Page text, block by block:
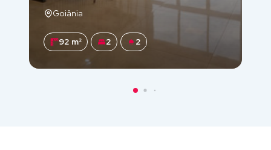
Goiânia
92 m² 2 2